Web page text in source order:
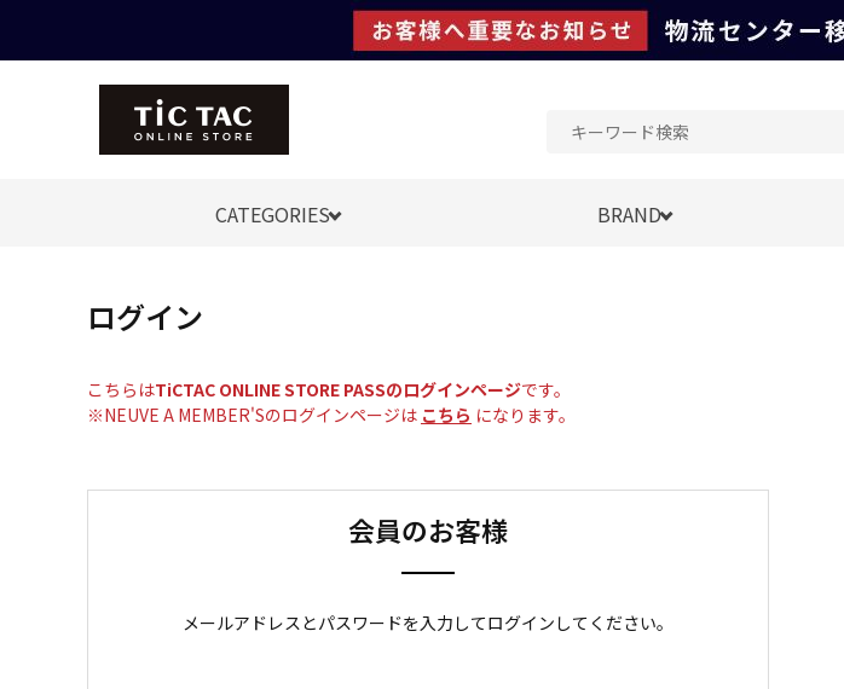
CATEGORIES BRAND
ログイン
こちらはTiCTAC ONLINE STORE PASSのログインページです。
※NEUVE A MEMBER'Sのログインページは こちら になります。
会員のお客様
メールアドレスとパスワードを入力してログインしてください。